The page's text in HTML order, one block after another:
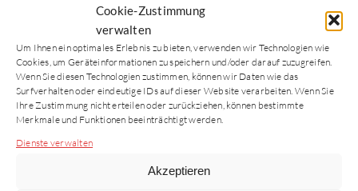
Cookie-Zustimmung
verwalten
Um Ihnen ein optimales Erlebnis zu bieten, verwenden wir Technologien wie
Cookies, um Geräteinformationen zu speichern und/oder darauf zuzugreifen.
Wenn Sie diesen Technologien zustimmen, können wir Daten wie das
Surfverhalten oder eindeutige IDs auf dieser Website verarbeiten. Wenn Sie
Ihre Zustimmung nicht erteilen oder zurückziehen, können bestimmte
Merkmale und Funktionen beeinträchtigt werden.
Dienste verwalten
Akzeptieren
an
der
Universität
Heidelberg
Ausbildung